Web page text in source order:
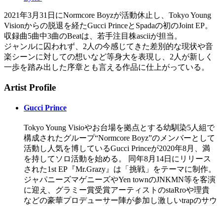
2021年3月31日にNormcore Boyzが活動休止し、Tokyo Young
Visionからの脱退を経たGucci PrinceとSpadaの初のJoint EP。
収録曲5曲中3曲のBeatは、若手注目株asciiが担当。
ジャンルに囚われず、2人の今感じてきた差別的な現状や音
楽シーンに対しての想いなど等身大を表現し、2人が新しく
一歩を踏み出した序章とも言える作品に仕上がっている。
Artist Profile
Gucci Prince
Tokyo Young Visioやお台場を拠点とする幼馴染5人組で
構成されたグループ“Normcore Boyz”のメンバーとして
活動し人気を博しているGucci Princeが2020年8月、満
を持してソロ活動を始める。 同年8月14日にリリース
された1st EP『Mr.Grazy』は「挑戦」をテーマに制作。
ジャパニーズマゲニーズやYen townのJNKMN等を客演
に迎え、グラミー賞受賞アーティストのstaRroや理貴
などの豪華プロデューサー陣が参加し激しいtrapのサウ